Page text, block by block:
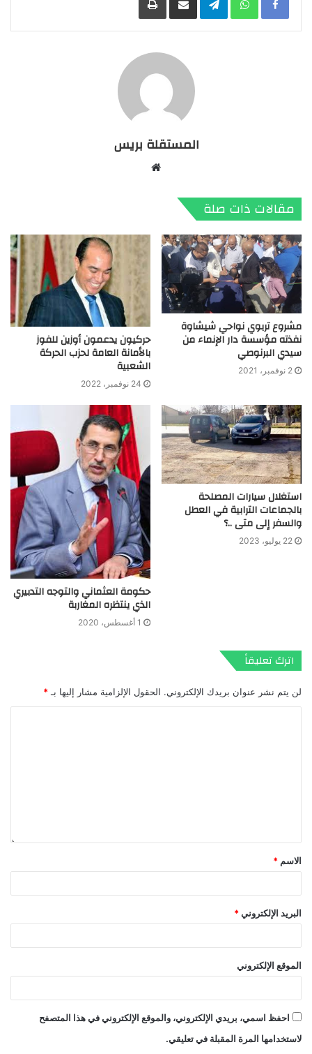
المستقلة بريس
مقالات ذات صلة
مشروع تربوي نواحي شيشاوة
نفذته مؤسسة دار الإنماء من
سيدي البرنوصي
2 نوفمبر، 2021
حركيون يدعمون أوزين للفوز
بالأمانة العامة لحزب الحركة
الشعبية
24 نوفمبر، 2022
استغلال سيارات المصلحة
بالجماعات الترابية في العطل
والسفر إلى متى ..؟
22 يوليو، 2023
حكومة العثماني والتوجه التدبيري
الذي ينتظره المغاربة
1 أغسطس، 2020
اترك تعليقاً
لن يتم نشر عنوان بريدك الإلكتروني. الحقول الإلزامية مشار إليها بـ *
الاسم *
البريد الإلكتروني *
الموقع الإلكتروني
احفظ اسمي، بريدي الإلكتروني، والموقع الإلكتروني في هذا المتصفح
لاستخدامها المرة المقبلة في تعليقي.